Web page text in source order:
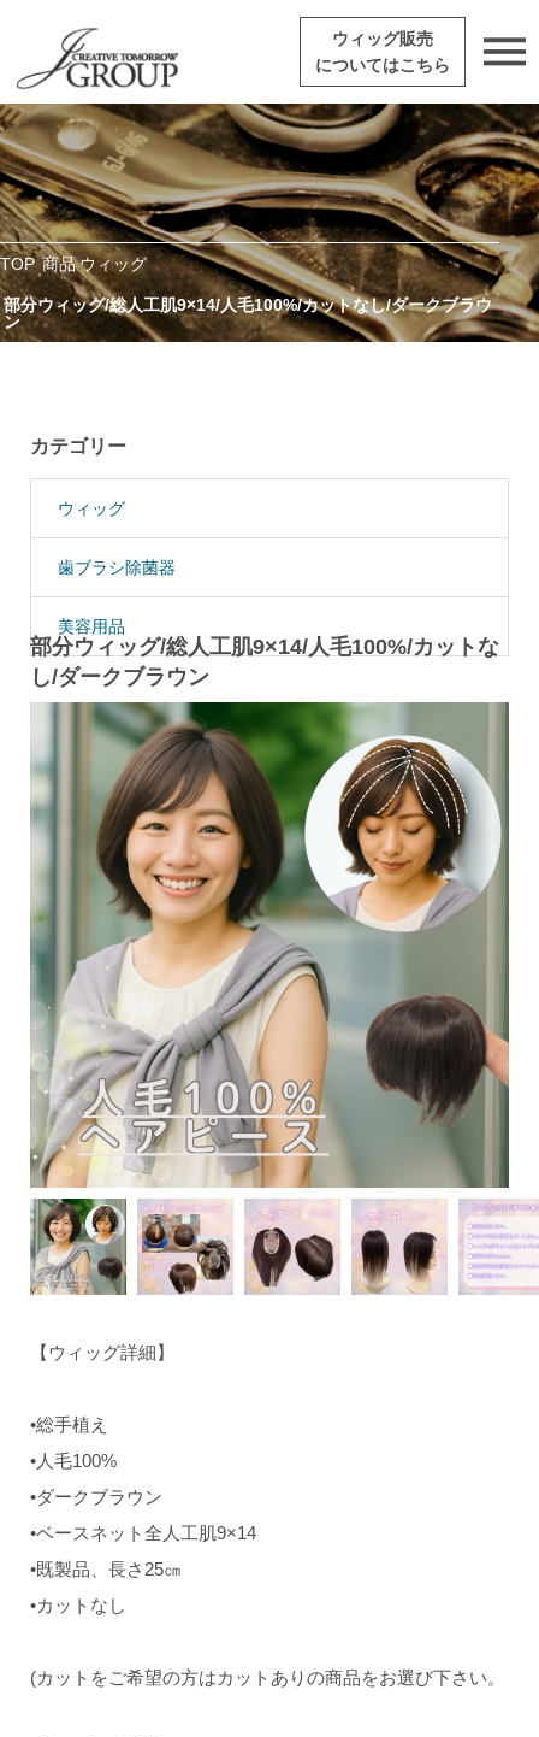
ウィッグ販売
についてはこちら
TOP 商品ウィッグ
部分ウィッグ/総人工肌9×14/人毛100%/カットなし/ダークブラウ
ン
部分ウィッグ/総人工肌9×14/人毛100%/カットな
し/ダークブラウン
【ウィッグ詳細】
•総手植え
•人毛100%
•ダークブラウン
•ベースネット全人工肌9×14
•既製品、長さ25㎝
•カットなし
(カットをご希望の方はカットありの商品をお選び下さい。
カテゴリー
ウィッグ
歯ブラシ除菌器
美容用品